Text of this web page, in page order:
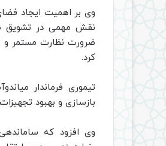
وی بر اهمیت ایجاد
نقش مهمی در تشویق
ضرورت نظارت مستمر و
کرد.
تیموری فرماندار
بازسازی و بهبود
وی افزود که